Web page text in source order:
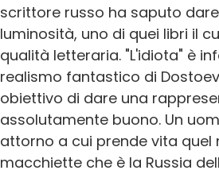
scrittore russo ha saputo
luminosità, uno di quei libri il
qualità letteraria. "L'idiota" è
realismo fantastico di
obiettivo di dare una
assolutamente buono. Un
attorno a cui prende vita
macchiette che è la Russia